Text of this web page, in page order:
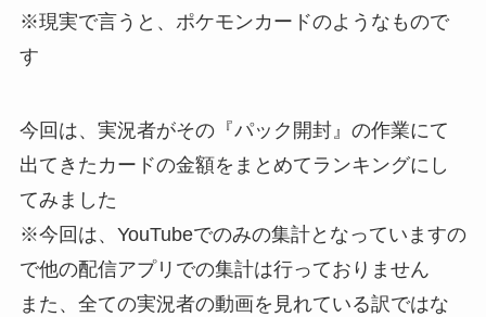
※現実で言うと、ポケモンカードのようなもので
す
今回は、実況者がその『パック開封』の作業にて
出てきたカードの金額をまとめてランキングにし
てみました
※今回は、YouTubeでのみの集計となっていますの
で他の配信アプリでの集計は行っておりません
また、全ての実況者の動画を見れている訳ではな